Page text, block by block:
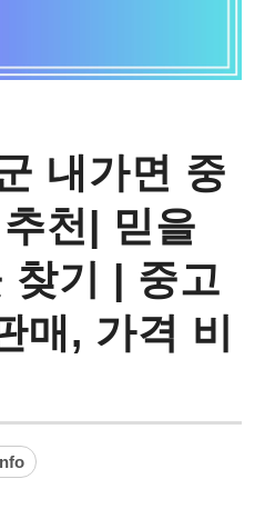
내가면 중
천| 믿을
찾기 | 중고
매, 가격 비